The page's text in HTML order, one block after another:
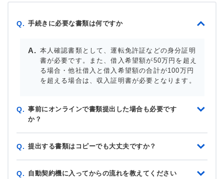
Q. 手続きに必要な書類は何ですか
本人確認書類として、運転免許証などの身分証明
書が必要です。また、借入希望額が50万円を超え
る場合・他社借入と借入希望額の合計が100万円
を超える場合は、収入証明書が必要となります。
Q. 事前にオンラインで書類提出した場合も必要です
か？
Q. 提出する書類はコピーでも大丈夫ですか？
Q. 自動契約機に入ってからの流れを教えてください